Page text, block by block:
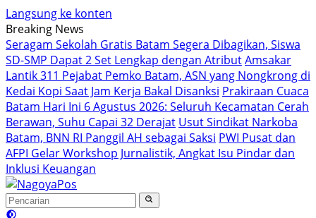
Langsung ke konten
Breaking News
Seragam Sekolah Gratis Batam Segera Dibagikan, Siswa
SD-SMP Dapat 2 Set Lengkap dengan AtributAmsakar
Lantik 311 Pejabat Pemko Batam, ASN yang Nongkrong di
Kedai Kopi Saat Jam Kerja Bakal Disanksi Prakiraan Cuaca
Batam Hari Ini 6 Agustus 2026: Seluruh Kecamatan Cerah
Berawan, Suhu Capai 32 Derajat Usut Sindikat Narkoba
Batam, BNN RI Panggil AH sebagai Saksi PWI Pusat dan
AFPI Gelar Workshop Jurnalistik, Angkat Isu Pindar dan
Inklusi Keuangan